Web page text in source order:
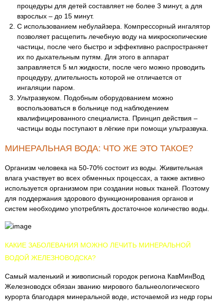
процедуры для детей составляет не более 3 минут, а для
взрослых – до 15 минут.
С использованием небулайзера. Компрессорный ингалятор
позволяет расщепить лечебную воду на микроскопические
частицы, после чего быстро и эффективно распространяет
их по дыхательным путям. Для этого в аппарат
заправляется 5 мл жидкости, после чего можно проводить
процедуру, длительность которой не отличается от
ингаляции паром.
Ультразвуком. Подобным оборудованием можно
воспользоваться в больнице под наблюдением
квалифицированного специалиста. Принцип действия –
частицы воды поступают в лёгкие при помощи ультразвука.
МИНЕРАЛЬНАЯ ВОДА: ЧТО ЖЕ ЭТО ТАКОЕ?
Организм человека на 50-70% состоит из воды. Живительная
влага участвует во всех обменных процессах, а также активно
используется организмом при создании новых тканей. Поэтому
для поддержания здорового функционирования органов и
систем необходимо употреблять достаточное количество воды.
КАКИЕ ЗАБОЛЕВАНИЯ МОЖНО ЛЕЧИТЬ МИНЕРАЛЬНОЙ
ВОДОЙ ЖЕЛЕЗНОВОДСКА?
Самый маленький и живописный городок региона КавМинВод
Железноводск обязан званию мирового бальнеологического
курорта благодаря минеральной воде, источаемой из недр горы